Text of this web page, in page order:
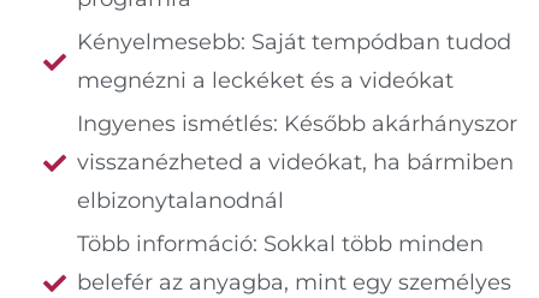
Kényelmesebb: Saját tempódban tudod
megnézni a leckéket és a videókat
Ingyenes ismétlés: Később akárhányszor
visszanézheted a videókat, ha bármiben
elbizonytalanodnál
Több információ: Sokkal több minden
belefér az anyagba, mint egy személyes